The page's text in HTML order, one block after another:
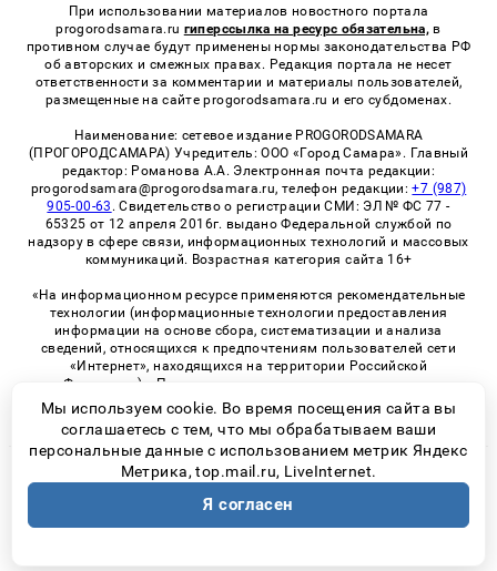
При использовании материалов новостного портала
progorodsamara.ru гиперссылка на ресурс обязательна, в
противном случае будут применены нормы законодательства РФ
об авторских и смежных правах. Редакция портала не несет
ответственности за комментарии и материалы пользователей,
размещенные на сайте progorodsamara.ru и его субдоменах.
Наименование: сетевое издание PROGORODSAMARA
(ПРОГОРОДСАМАРА) Учредитель: ООО «Город Самара». Главный
редактор: Романова А.А. Электронная почта редакции:
progorodsamara@progorodsamara.ru, телефон редакции:+7 (987)
905-00-63 . Свидетельство о регистрации СМИ: ЭЛ № ФС 77 -
65325 от 12 апреля 2016г. выдано Федеральной службой по
надзору в сфере связи, информационных технологий и массовых
коммуникаций. Возрастная категория сайта 16+
«На информационном ресурсе применяются рекомендательные
технологии (информационные технологии предоставления
информации на основе сбора, систематизации и анализа
сведений, относящихся к предпочтениям пользователей сети
«Интернет», находящихся на территории Российской
Федерации)». Правила применения рекомендательных
технологий в виджетах рекламно-обменной сети
«СМИ2» (PDF)
© 2026 «ProGorodSamara» | Все права защищены
Возрастная категория сайта 16+
Политика конфиденциальности
Мы используем cookie. Во время посещения сайта вы
соглашаетесь с тем, что мы обрабатываем ваши
персональные данные с использованием метрик Яндекс
Метрика, top.mail.ru, LiveInternet.
Я согласен